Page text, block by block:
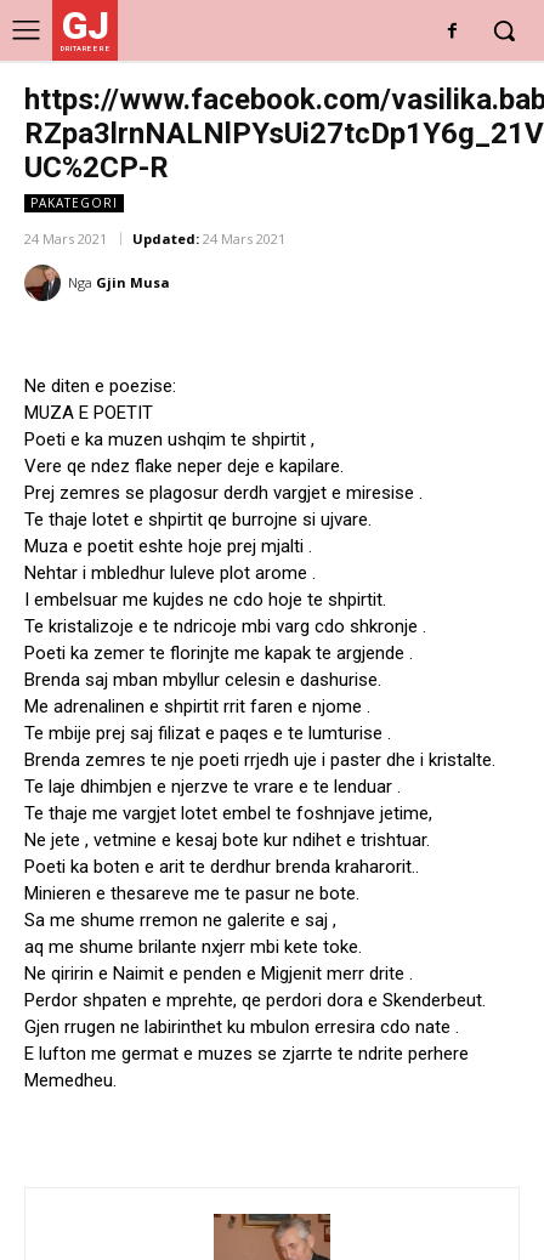
GJ
DRITARE E RE
https://www.facebook.com/
UC%2CP-R
PAKATEGORI
24 Mars 2021 Updated: 24 Mars 2021
Nga Gjin Musa
Ne diten e poezise:
MUZA E POETIT
Poeti e ka muzen ushqim te shpirtit ,
Vere qe ndez flake neper deje e kapilare.
Prej zemres se plagosur derdh vargjet e miresise .
Te thaje lotet e shpirtit qe burrojne si ujvare.
Muza e poetit eshte hoje prej mjalti .
Nehtar i mbledhur luleve plot arome .
I embelsuar me kujdes ne cdo hoje te shpirtit.
Te kristalizoje e te ndricoje mbi varg cdo shkronje .
Poeti ka zemer te florinjte me kapak te argjende .
Brenda saj mban mbyllur celesin e dashurise.
Me adrenalinen e shpirtit rrit faren e njome .
Te mbije prej saj filizat e paqes e te lumturise .
Brenda zemres te nje poeti rrjedh uje i paster dhe i kristalte.
Te laje dhimbjen e njerzve te vrare e te lenduar .
Te thaje me vargjet lotet embel te foshnjave jetime,
Ne jete , vetmine e kesaj bote kur ndihet e trishtuar.
Poeti ka boten e arit te derdhur brenda kraharorit..
Minieren e thesareve me te pasur ne bote.
Sa me shume rremon ne galerite e saj ,
aq me shume brilante nxjerr mbi kete toke.
Ne qiririn e Naimit e penden e Migjenit merr drite .
Perdor shpaten e mprehte, qe perdori dora e Skenderbeut.
Gjen rrugen ne labirinthet ku mbulon erresira cdo nate .
E lufton me germat e muzes se zjarrte te ndrite perhere
Memedheu.